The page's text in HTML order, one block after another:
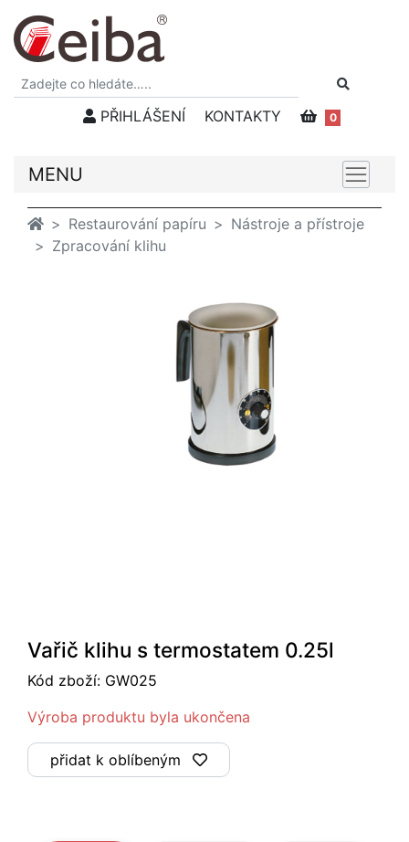
PŘIHLÁŠENÍ KONTAKTY 0
MENU
Restaurování papíru
Nástroje a přístroje
Zpracování klihu
Vařič klihu s termostatem 0.25l
Kód zboží: GW025
Výroba produktu byla ukončena
přidat k oblíbeným